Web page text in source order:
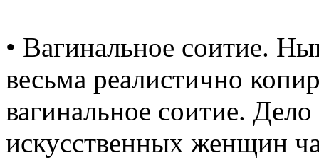
• Вагинальное соитие.
весьма реалистично
вагинальное соитие.
искусственных женщин